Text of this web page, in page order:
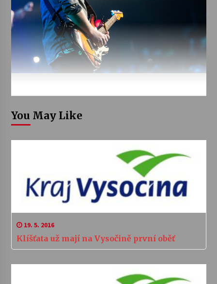
You May Like
19. 5. 2016
Klíšťata už mají na Vysočině první oběť